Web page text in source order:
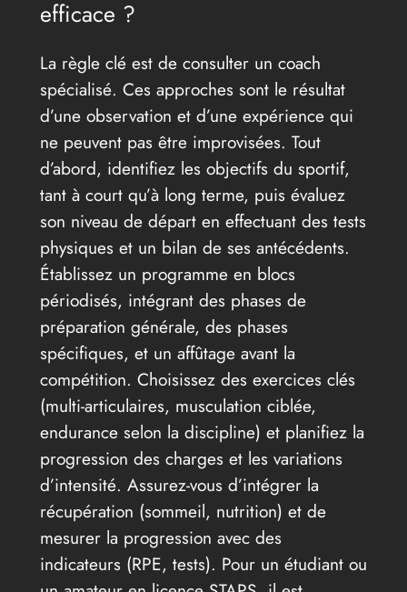
efficace ?
La règle clé est de consulter un coach
spécialisé. Ces approches sont le résultat
d’une observation et d’une expérience qui
ne peuvent pas être improvisées. Tout
d’abord, identifiez les objectifs du sportif,
tant à court qu’à long terme, puis évaluez
son niveau de départ en effectuant des tests
physiques et un bilan de ses antécédents.
Établissez un programme en blocs
périodisés, intégrant des phases de
préparation générale, des phases
spécifiques, et un affûtage avant la
compétition. Choisissez des exercices clés
(multi-articulaires, musculation ciblée,
endurance selon la discipline) et planifiez la
progression des charges et les variations
d’intensité. Assurez-vous d’intégrer la
récupération (sommeil, nutrition) et de
mesurer la progression avec des
indicateurs (RPE, tests). Pour un étudiant ou